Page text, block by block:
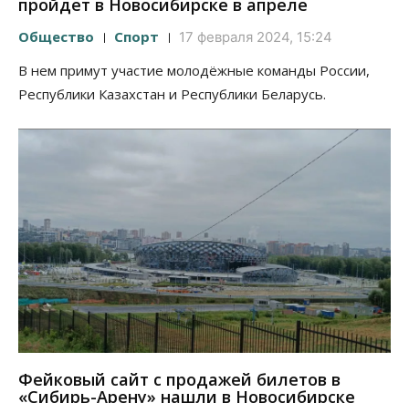
пройдет в Новосибирске в апреле
Общество Спорт 17 февраля 2024, 15:24
В нем примут участие молодёжные команды России,
Республики Казахстан и Республики Беларусь.
Фейковый сайт с продажей билетов в
«Сибирь-Арену» нашли в Новосибирске